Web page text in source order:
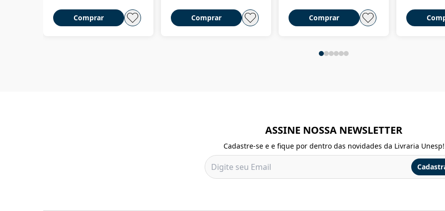
Comprar Comprar Comprar
ASSINE NOSSA NEWSLETTER
Cadastre-se e e fique por dentro das novidades da Livraria Unesp!